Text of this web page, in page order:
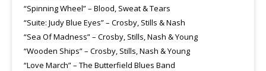
“Spinning Wheel” – Blood, Sweat & Tears
“Suite: Judy Blue Eyes” – Crosby, Stills & Nash
“Sea Of Madness” – Crosby, Stills, Nash & Young
“Wooden Ships” – Crosby, Stills, Nash & Young
“Love March” – The Butterfield Blues Band